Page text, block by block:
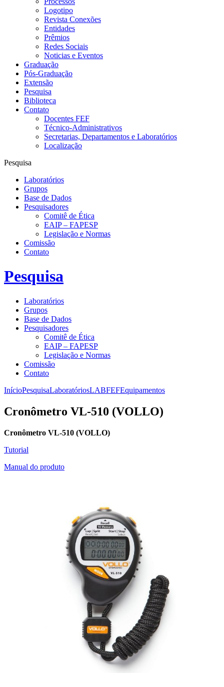
Logotipo
Revista Conexões
Entidades
Prêmios
Redes Sociais
Noticias e Eventos
Graduação
Pós-Graduação
Extensão
Pesquisa
Biblioteca
Contato
Docentes FEF
Técnico-Administrativos
Secretarias, Departamentos e Laboratórios
Localização
Pesquisa
Laboratórios
Grupos
Base de Dados
Pesquisadores
Comitê de Ética
EAIP – FAPESP
Legislação e Normas
Comissão
Contato
Pesquisa
Laboratórios
Grupos
Base de Dados
Pesquisadores
Comitê de Ética
EAIP – FAPESP
Legislação e Normas
Comissão
Contato
InícioPesquisaLaboratóriosLABFEFEquipamentos
Cronômetro VL-510 (VOLLO)
Cronômetro VL-510 (VOLLO)
Tutorial
Manual do produto